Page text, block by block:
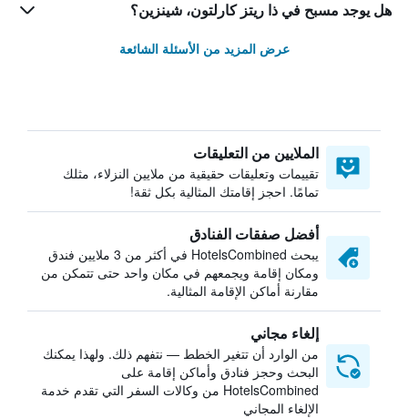
هل يوجد مسبح في ذا ريتز كارلتون، شينزين؟
عرض المزيد من الأسئلة الشائعة
الملايين من التعليقات
تقييمات وتعليقات حقيقية من ملايين النزلاء، مثلك
تمامًا. احجز إقامتك المثالية بكل ثقة!
أفضل صفقات الفنادق
يبحث HotelsCombined في أكثر من 3 ملايين فندق
ومكان إقامة ويجمعهم في مكان واحد حتى تتمكن من
مقارنة أماكن الإقامة المثالية.
إلغاء مجاني
من الوارد أن تتغير الخطط — نتفهم ذلك. ولهذا يمكنك
البحث وحجز فنادق وأماكن إقامة على
HotelsCombined من وكالات السفر التي تقدم خدمة
الإلغاء المجاني